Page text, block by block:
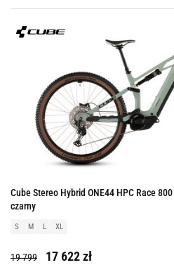
Cube Stereo Hybrid ONE44 HPC Race
czarny
S M L XL
19 799 17 622 zł